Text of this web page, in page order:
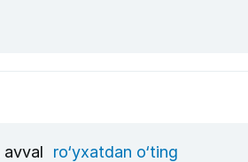
avval ro‘yxatdan o‘ting